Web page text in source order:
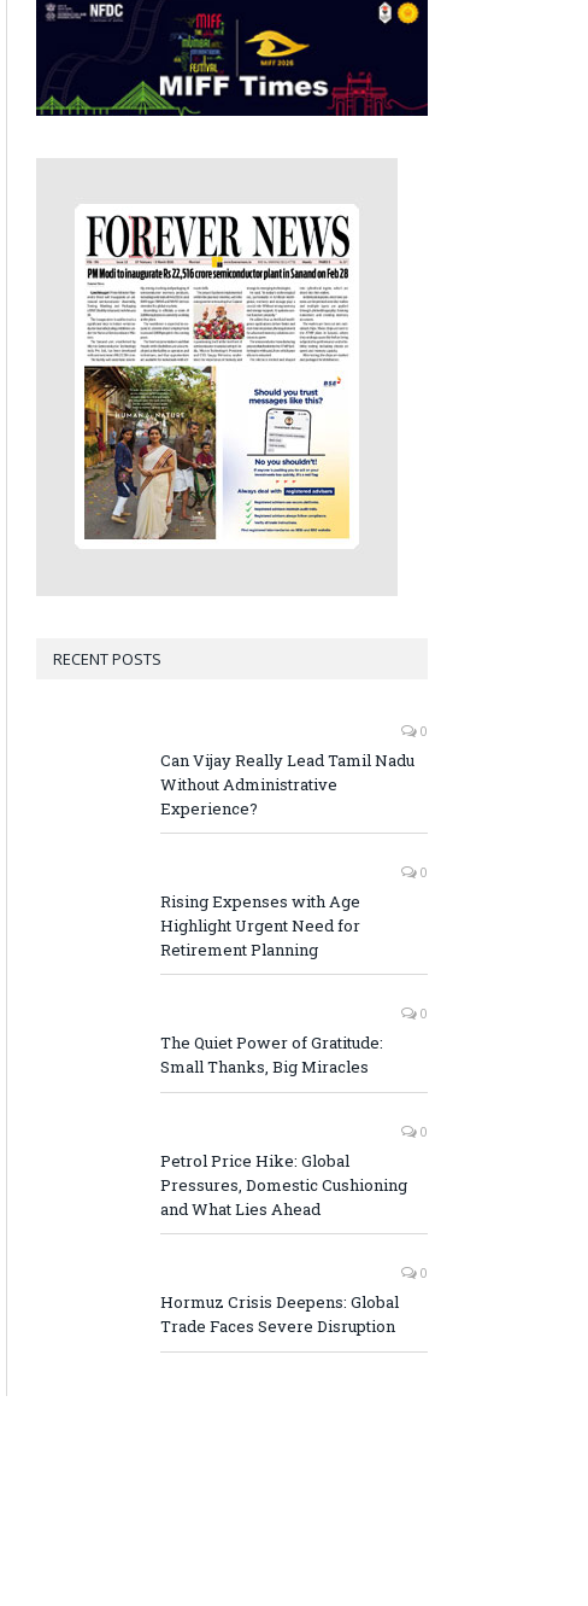
RECENT POSTS
0
Can Vijay Really Lead Tamil Nadu
Without Administrative
Experience?
0
Rising Expenses with Age
Highlight Urgent Need for
Retirement Planning
0
The Quiet Power of Gratitude:
Small Thanks, Big Miracles
0
Petrol Price Hike: Global
Pressures, Domestic Cushioning
and What Lies Ahead
0
Hormuz Crisis Deepens: Global
Trade Faces Severe Disruption